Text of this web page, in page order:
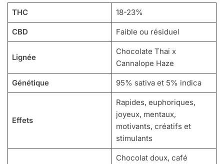
THC 18-23%
CBD Faible ou résiduel
Lignée
Chocolate Thai x
Cannalope Haze
Génétique 95% sativa et 5% indica
Effets
Rapides, euphoriques,
joyeux, mentaux,
motivants, créatifs et
stimulants
Chocolat doux, café